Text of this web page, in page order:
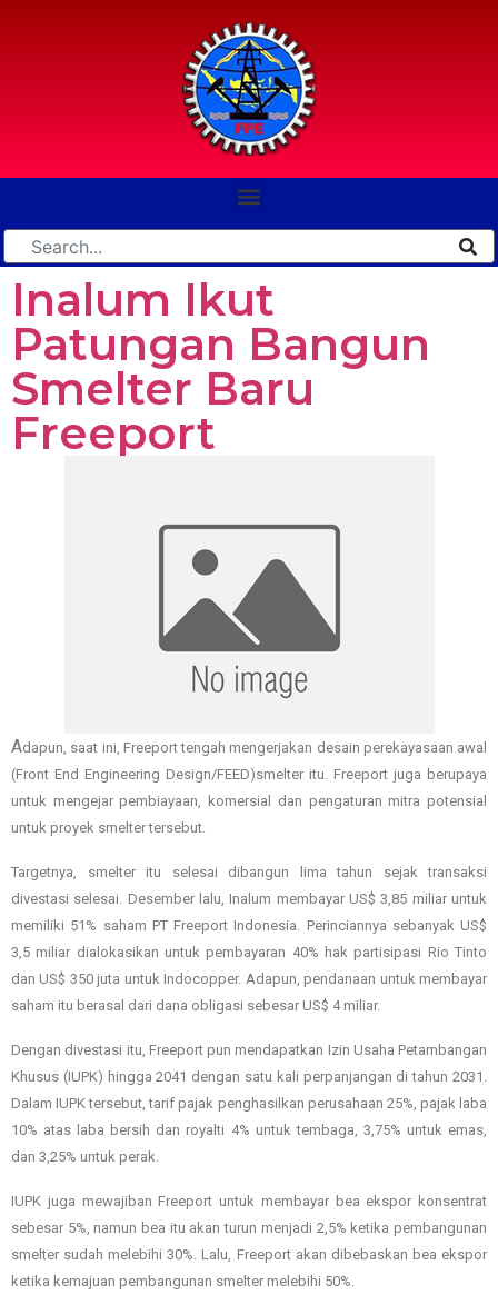
Inalum Ikut
Patungan Bangun
Smelter Baru
Freeport
Adapun, saat ini, Freeport tengah mengerjakan desain perekayasaan awal
(Front End Engineering Design/FEED)smelter itu. Freeport juga berupaya
untuk mengejar pembiayaan, komersial dan pengaturan mitra potensial
untuk proyek smelter tersebut.
Targetnya, smelter itu selesai dibangun lima tahun sejak transaksi
divestasi selesai. Desember lalu, Inalum membayar US$ 3,85 miliar untuk
memiliki 51% saham PT Freeport Indonesia. Perinciannya sebanyak US$
3,5 miliar dialokasikan untuk pembayaran 40% hak partisipasi Rio Tinto
dan US$ 350 juta untuk Indocopper. Adapun, pendanaan untuk membayar
saham itu berasal dari dana obligasi sebesar US$ 4 miliar.
Dengan divestasi itu, Freeport pun mendapatkan Izin Usaha Petambangan
Khusus (IUPK) hingga 2041 dengan satu kali perpanjangan di tahun 2031.
Dalam IUPK tersebut, tarif pajak penghasilkan perusahaan 25%, pajak laba
10% atas laba bersih dan royalti 4% untuk tembaga, 3,75% untuk emas,
dan 3,25% untuk perak.
IUPK juga mewajiban Freeport untuk membayar bea ekspor konsentrat
sebesar 5%, namun bea itu akan turun menjadi 2,5% ketika pembangunan
smelter sudah melebihi 30%. Lalu, Freeport akan dibebaskan bea ekspor
ketika kemajuan pembangunan smelter melebihi 50%.